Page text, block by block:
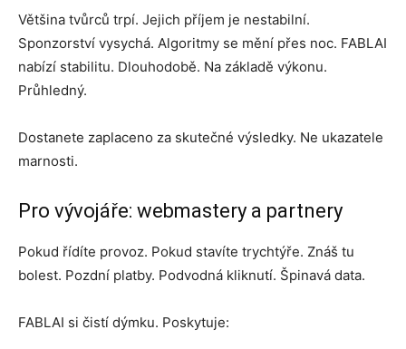
Většina tvůrců trpí. Jejich příjem je nestabilní.
Sponzorství vysychá. Algoritmy se mění přes noc. FABLAI
nabízí stabilitu. Dlouhodobě. Na základě výkonu.
Průhledný.
Dostanete zaplaceno za skutečné výsledky. Ne ukazatele
marnosti.
Pro vývojáře: webmastery a partnery
Pokud řídíte provoz. Pokud stavíte trychtýře. Znáš tu
bolest. Pozdní platby. Podvodná kliknutí. Špinavá data.
FABLAI si čistí dýmku. Poskytuje: